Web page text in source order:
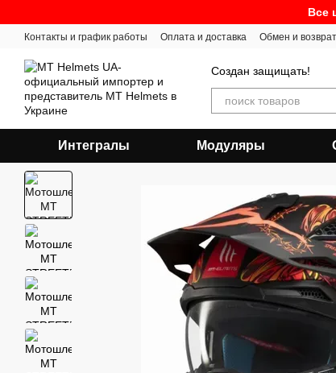
Все
Контакты и график работы Оплата и доставка Обмен и возврат
Создан защищать!
Интегралы Модуляры